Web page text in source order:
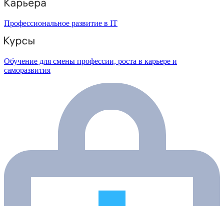
Профессиональное развитие в IT
Обучение для смены профессии, роста в карьере и
саморазвития